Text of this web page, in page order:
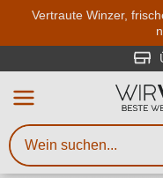
Vertraute Winzer,
Weinsuche
Mindestens 3
Sie